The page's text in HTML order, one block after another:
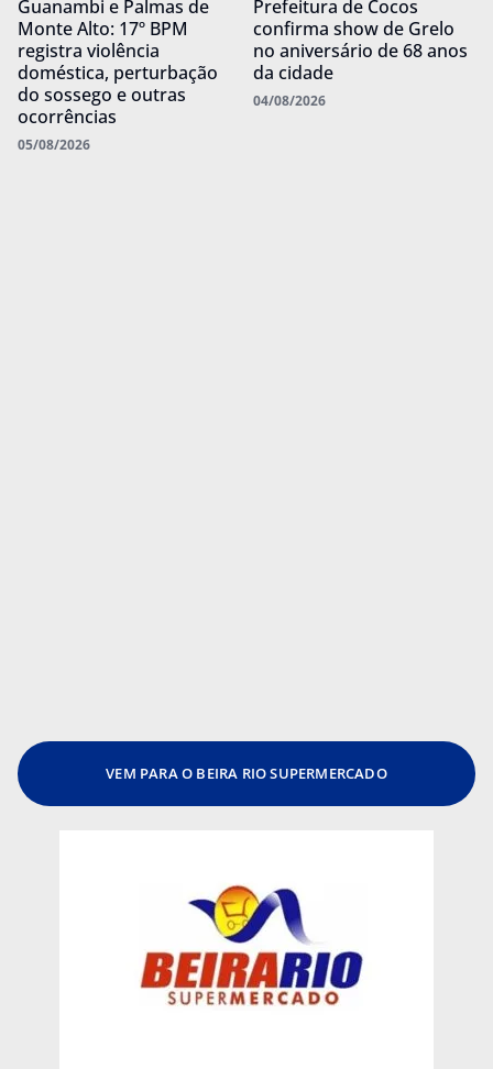
Guanambi e Palmas de
Monte Alto: 17º BPM
registra violência
doméstica, perturbação
do sossego e outras
ocorrências
05/08/2026
Prefeitura de Cocos
confirma show de Grelo
no aniversário de 68 anos
da cidade
04/08/2026
VEM PARA O BEIRA RIO SUPERMERCADO